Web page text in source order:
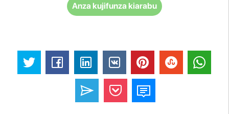
Anza kujifunza kiarabu